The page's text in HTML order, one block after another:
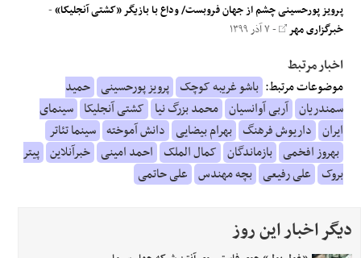
پرویز پورحسینی چشم از جهان فروبست/ وداع با بازیگر «کشتی آنجلیکا»-
خبرگزاری مهر - ۷ آذر ۱۳۹۹
اخبار مرتبط
موضوعات مرتبط: باشو غریبه کوچک پرویز پورحسینی حمید
سمندریان آربی آوانسیان محمد بزرگ نیا کشتی آنجلیکا سینمای
ایران داریوش فرهنگ بهرام بیضایی دانش آموخته سینما تئاتر
بهروز افخمی بازماندگان کمال الملک احمد امینی خبرآنلاین پیتر
بروک علی رفیعی بچه مهندس علی حاتمی
دیگر اخبار این روز